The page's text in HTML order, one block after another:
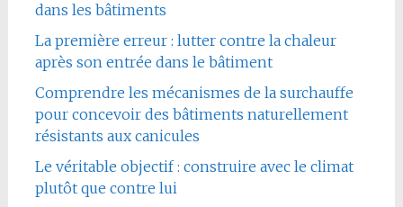
dans les bâtiments
La première erreur : lutter contre la chaleur
après son entrée dans le bâtiment
Comprendre les mécanismes de la surchauffe
pour concevoir des bâtiments naturellement
résistants aux canicules
Le véritable objectif : construire avec le climat
plutôt que contre lui